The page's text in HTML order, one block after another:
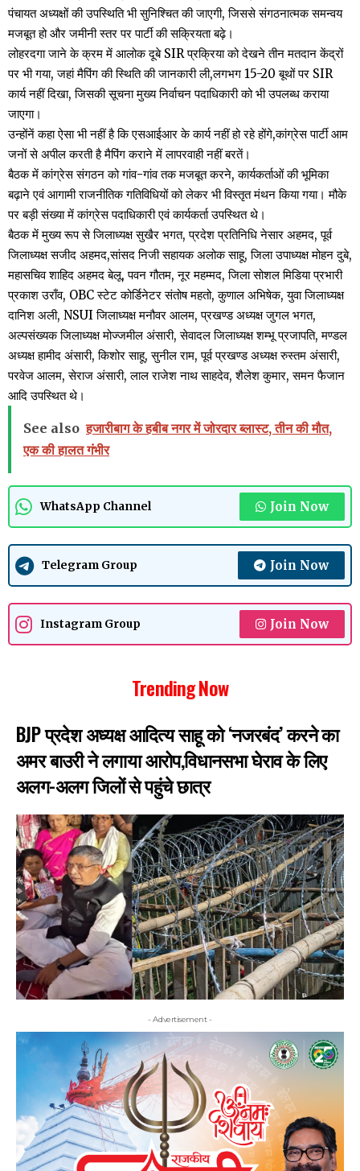
पंचायत अध्यक्षों की उपस्थिति भी सुनिश्चित की जाएगी, जिससे संगठनात्मक समन्वय
मजबूत हो और जमीनी स्तर पर पार्टी की सक्रियता बढ़े।
लोहरदगा जाने के क्रम में आलोक दूबे SIR प्रक्रिया को देखने तीन मतदान केंद्रों
पर भी गया, जहां मैपिंग की स्थिति की जानकारी ली,लगभग 15-20 बूथों पर SIR
कार्य नहीं दिखा, जिसकी सूचना मुख्य निर्वाचन पदाधिकारी को भी उपलब्ध कराया
जाएगा।
उन्होंनें कहा ऐसा भी नहीं है कि एसआईआर के कार्य नहीं हो रहे होंगे,कांग्रेस पार्टी आम
जनों से अपील करती है मैपिंग कराने में लापरवाही नहीं बरतें।
बैठक में कांग्रेस संगठन को गांव-गांव तक मजबूत करने, कार्यकर्ताओं की भूमिका
बढ़ाने एवं आगामी राजनीतिक गतिविधियों को लेकर भी विस्तृत मंथन किया गया। मौके
पर बड़ी संख्या में कांग्रेस पदाधिकारी एवं कार्यकर्ता उपस्थित थे।
बैठक में मुख्य रूप से जिलाध्यक्ष सुखैर भगत, प्रदेश प्रतिनिधि नेसार अहमद, पूर्व
जिलाध्यक्ष सजीद अहमद,सांसद निजी सहायक अलोक साहू, जिला उपाध्यक्ष मोहन दुबे,
महासचिव शाहिद अहमद बेलू, पवन गौतम, नूर महम्मद, जिला सोशल मिडिया प्रभारी
प्रकाश उराँव, OBC स्टेट कोर्डिनेटर संतोष महतो, कुणाल अभिषेक, युवा जिलाध्यक्ष
दानिश अली, NSUI जिलाध्यक्ष मनौवर आलम, प्रखण्ड अध्यक्ष जुगल भगत,
अल्पसंख्यक जिलाध्यक्ष मोज्जमील अंसारी, सेवादल जिलाध्यक्ष शम्भू प्रजापति, मण्डल
अध्यक्ष हामीद अंसारी, किशोर साहू, सुनील राम, पूर्व प्रखण्ड अध्यक्ष रुस्तम अंसारी,
परवेज आलम, सेराज अंसारी, लाल राजेश नाथ साहदेव, शैलेश कुमार, समन फैजान
आदि उपस्थित थे।
See also हजारीबाग के हबीब नगर में जोरदार ब्लास्ट, तीन की मौत,
एक की हालत गंभीर
WhatsApp Channel Join Now
Telegram Group Join Now
Instagram Group Join Now
Trending Now
BJP प्रदेश अध्यक्ष आदित्य साहू को ‘नजरबंद’ करने का
अमर बाउरी ने लगाया आरोप,विधानसभा घेराव के लिए
अलग-अलग जिलों से पहुंचे छात्र
- Advertisement -